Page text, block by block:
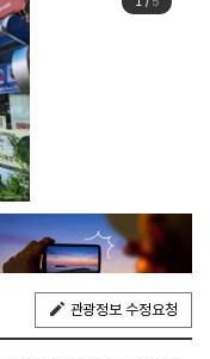
관광정보 수정요청